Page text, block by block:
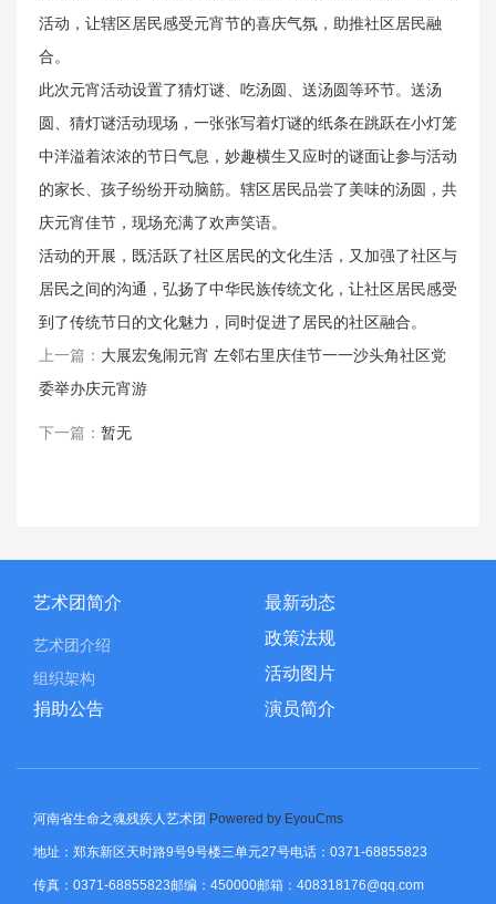
活动，让辖区居民感受元宵节的喜庆气氛，助推社区居民融
合。
此次元宵活动设置了猜灯谜、吃汤圆、送汤圆等环节。送汤
圆、猜灯谜活动现场，一张张写着灯谜的纸条在跳跃在小灯笼
中洋溢着浓浓的节日气息，妙趣横生又应时的谜面让参与活动
的家长、孩子纷纷开动脑筋。辖区居民品尝了美味的汤圆，共
庆元宵佳节，现场充满了欢声笑语。
活动的开展，既活跃了社区居民的文化生活，又加强了社区与
居民之间的沟通，弘扬了中华民族传统文化，让社区居民感受
到了传统节日的文化魅力，同时促进了居民的社区融合。
上一篇： 大展宏兔闹元宵 左邻右里庆佳节一一沙头角社区党
委举办庆元宵游
下一篇： 暂无
艺术团简介
艺术团介绍
组织架构
最新动态
政策法规
活动图片
捐助公告
演员简介
河南省生命之魂残疾人艺术团 Powered by EyouCms
地址：郑东新区天时路9号9号楼三单元27号电话：0371-68855823
传真：0371-68855823邮编：450000邮箱：408318176@qq.com